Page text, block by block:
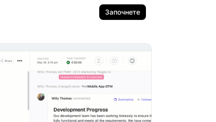
Започнете